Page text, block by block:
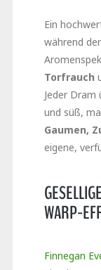
Ein
während
Torfrauch
Jeder
und süß,
Gaumen,
eigene,
WARP-
Finnegan